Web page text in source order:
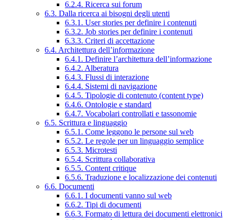
6.2.4. Ricerca sui forum
6.3. Dalla ricerca ai bisogni degli utenti
6.3.1. User stories per definire i contenuti
6.3.2. Job stories per definire i contenuti
6.3.3. Criteri di accettazione
6.4. Architettura dell’informazione
6.4.1. Definire l’architettura dell’informazione
6.4.2. Alberatura
6.4.3. Flussi di interazione
6.4.4. Sistemi di navigazione
6.4.5. Tipologie di contenuto (content type)
6.4.6. Ontologie e standard
6.4.7. Vocabolari controllati e tassonomie
6.5. Scrittura e linguaggio
6.5.1. Come leggono le persone sul web
6.5.2. Le regole per un linguaggio semplice
6.5.3. Microtesti
6.5.4. Scrittura collaborativa
6.5.5. Content critique
6.5.6. Traduzione e localizzazione dei contenuti
6.6. Documenti
6.6.1. I documenti vanno sul web
6.6.2. Tipi di documenti
6.6.3. Formato di lettura dei documenti elettronici